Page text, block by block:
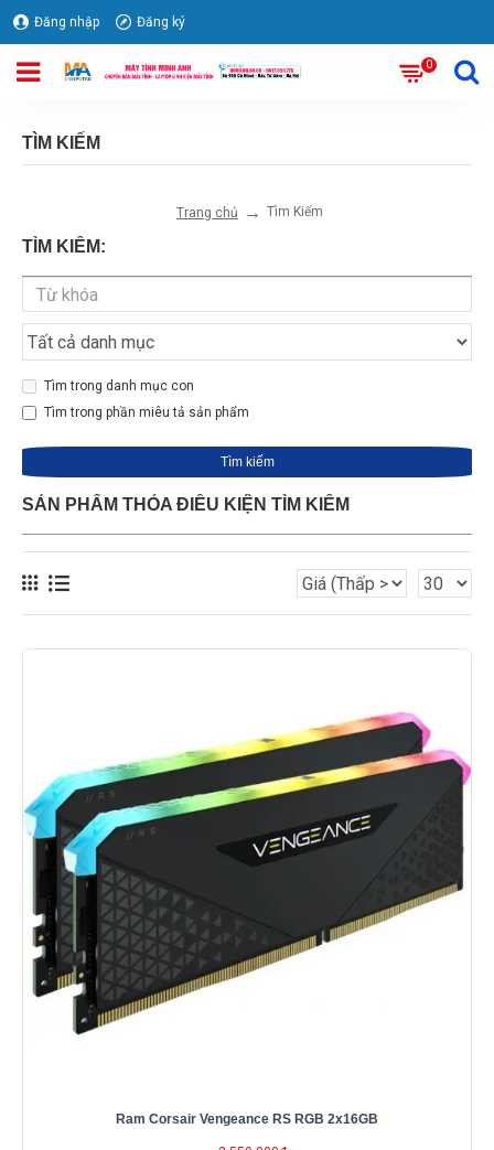
Đăng nhập Đăng ký
0
Trang chủ Tìm Kiếm
TÌM KIẾM
TÌM KIẾM:
Tìm trong danh mục con
Tìm trong phần miêu tả sản phẩm
Tìm kiếm
SẢN PHẨM THỎA ĐIỀU KIỆN TÌM KIẾM
Ram Corsair Vengeance RS RGB 2x16GB